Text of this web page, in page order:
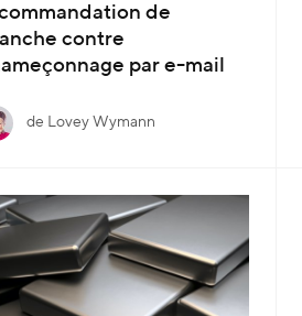
de
contre
par e-mail
de Lovey Wymann